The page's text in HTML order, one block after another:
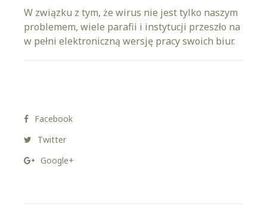
W związku z tym, że wirus nie jest tylko naszym
problemem, wiele parafii i instytucji przeszło na
w pełni elektroniczną wersję pracy swoich biur.
Facebook
Twitter
Google+